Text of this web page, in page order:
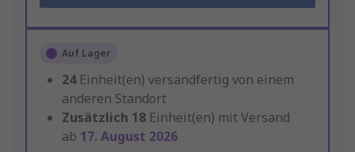
Auf Lager
24 Einheit(en) versandfertig von einem
anderen Standort
Zusätzlich 18 Einheit(en) mit Versand
ab 17. August 2026